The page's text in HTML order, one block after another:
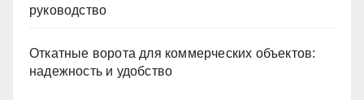
руководство
Откатные ворота для коммерческих объектов:
надежность и удобство